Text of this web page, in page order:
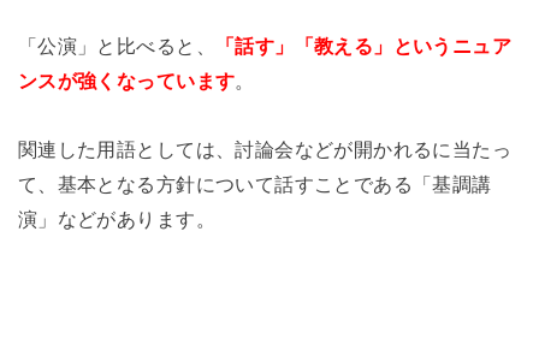
「公演」と比べると、
「話す」「教える」というニュア
ンスが強くなっています。
関連した用語としては、討論会などが開かれるに当たっ
て、基本となる方針について話すことである「基調講
演」などがあります。